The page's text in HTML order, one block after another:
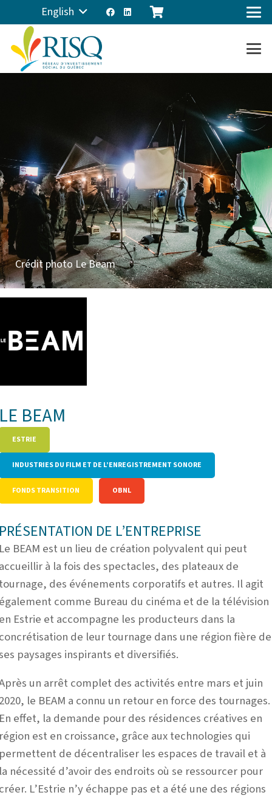
English
Crédit photo Le Beam
BEAM
ESTRIE
INDUSTRIES DU FILM ET DE L’ENREGISTREMENT SONORE
FONDS TRANSITION OBNL
DE L’ENTREPRISE
BEAM est un lieu de création polyvalent qui peut
à la fois des spectacles, des plateaux de
des événements corporatifs et autres. Il agit
comme Bureau du cinéma et de la télévision
Estrie et accompagne les producteurs dans la
de leur tournage dans une région fière de
paysages inspirants et diversifiés.
un arrêt complet des activités entre mars et juin
le BEAM a connu un retour en force des tournages.
effet, la demande pour des résidences créatives en
est en croissance, grâce aux technologies qui
de décentraliser les espaces de travail et à
nécessité d’avoir des endroits où se ressourcer pour
L’Estrie n’y échappe pas et a été une des régions